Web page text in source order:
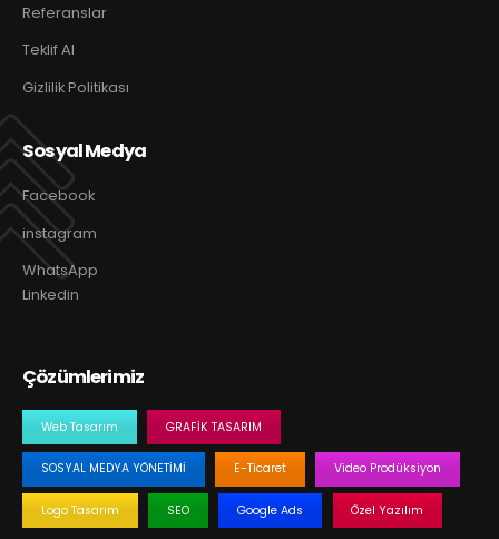
Referanslar
Teklif Al
Gizlilik Politikası
Sosyal Medya
Facebook
instagram
WhatsApp
Linkedin
Çözümlerimiz
Web Tasarım GRAFIK TASARIM
SOSYAL MEDYA YÖNETIMI E-Ticaret Video Prodüksiyon
Logo Tasarım SEO Google Ads Özel Yazılım